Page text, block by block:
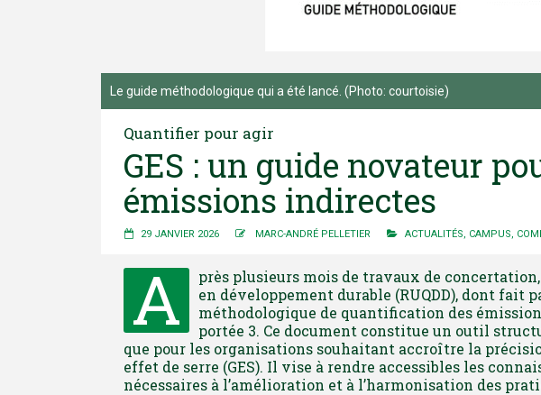
Le guide méthodologique qui a été lancé. (Photo: courtoisie)
Quantifier pour agir
GES : un guide novateur
émissions indirectes
29 JANVIER 2026 MARC-ANDRÉ PELLETIER ACTUALITÉS, CAMPUS,
A
près plusieurs mois de travaux de
en développement durable (RUQDD), dont fait
méthodologique de quantification des
portée 3. Ce document constitue un outil
que pour les organisations souhaitant accroître la
effet de serre (GES). Il vise à rendre accessibles les
nécessaires à l’amélioration et à l’harmonisation des